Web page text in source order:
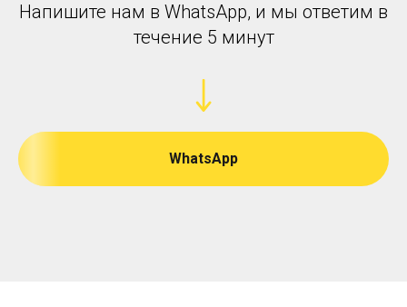
Напишите нам в WhatsApp, и мы ответим в
течение 5 минут
WhatsApp